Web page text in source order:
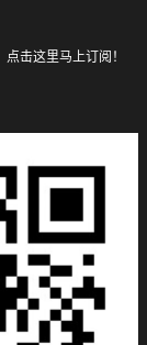
点击这里马上订阅！